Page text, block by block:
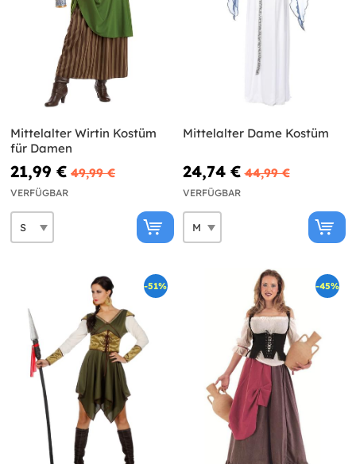
Mittelalter Wirtin Kostüm
für Damen
21,99 € 49,99 €
VERFÜGBAR
Mittelalter Dame Kostüm
24,74 € 44,99 €
VERFÜGBAR
-51% -45%